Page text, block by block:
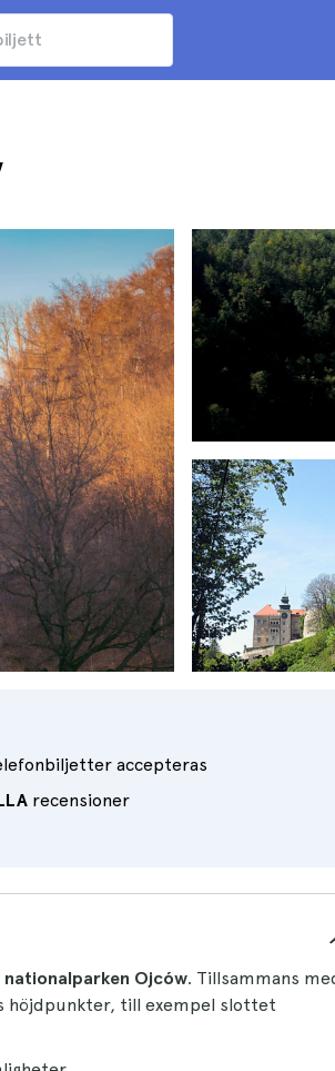
accepteras
recensioner
nationalparken Ojców. Tillsammans
höjdpunkter, till exempel slottet